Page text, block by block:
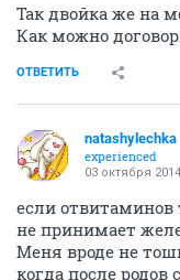
Так двойка же на
Как можно
ОТВЕТИТЬ
natashylechka
experienced
03 октября 2014
если
не принимает
Меня вроде не
когда после родов